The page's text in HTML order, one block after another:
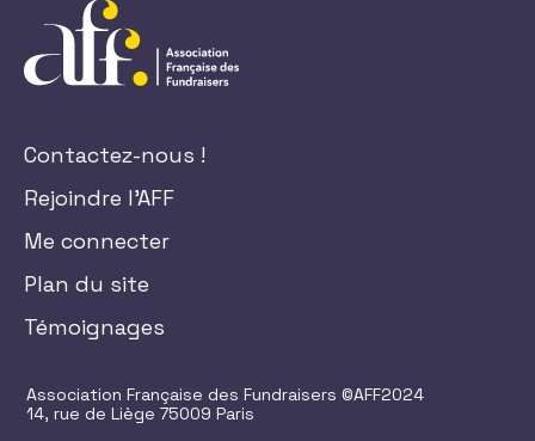
Contactez-nous !
Rejoindre l'AFF
Me connecter
Plan du site
Témoignages
Association Française des Fundraisers ©AFF2024
14, rue de Liège 75009 Paris